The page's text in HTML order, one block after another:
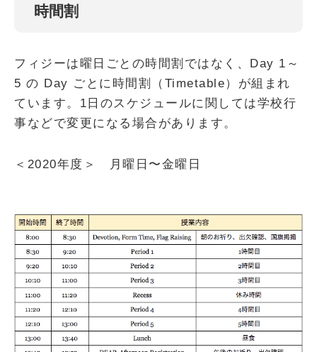
時間割
フィジーは曜日ごとの時間割ではなく、Day 1～
5 の Day ごとに時間割（Timetable）が組まれ
ています。1日のスケジュールに関しては学校行
事などで変更になる場合があります。
＜2020年度＞ 月曜日〜金曜日